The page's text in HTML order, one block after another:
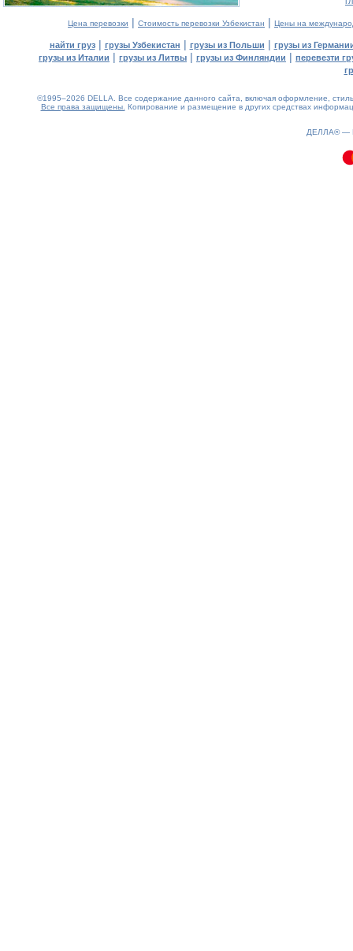
Цена перевозки | Стоимость перевозки Узбекистан | Цены на
найти груз| грузы Узбекистан | грузы из Польши | грузы из
грузы из Италии | грузы из Литвы | грузы из Финляндии | перевезти
©1995–2026 DELLA. Все содержание данного сайта, включая оформление,
Все права защищены. Копирование и размещение в других средствах
ДЕЛЛА® —